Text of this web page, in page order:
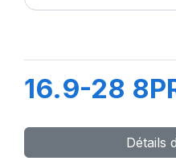
16.9-28
Détails